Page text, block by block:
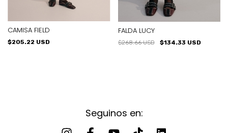
CAMISA FIELD
$205.22 USD
FALDA LUCY
$268.66 USD $134.33 USD
Seguinos en: